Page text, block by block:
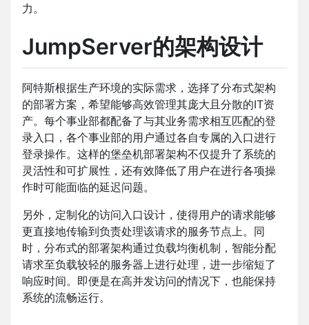
力。
JumpServer的架构设计
阿特斯根据生产环境的实际需求，选择了分布式架构
的部署方案，希望能够高效管理其庞大且分散的IT资
产。每个事业部都配备了与其业务需求相互匹配的登
录入口，各个事业部的用户通过各自专属的入口进行
登录操作。这样的堡垒机部署架构不仅提升了系统的
灵活性和可扩展性，还有效降低了用户在进行各项操
作时可能面临的延迟问题。
另外，定制化的访问入口设计，使得用户的请求能够
更直接地传输到负责处理该请求的服务节点上。同
时，分布式的部署架构通过负载均衡机制，智能分配
请求至负载较轻的服务器上进行处理，进一步缩短了
响应时间。即便是在高并发访问的情况下，也能保持
系统的流畅运行。